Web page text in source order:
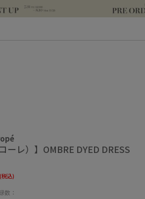
ーレ）】OMBRE DYED DRESS
(税込)
数：